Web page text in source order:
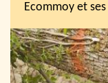
Ecommoy et